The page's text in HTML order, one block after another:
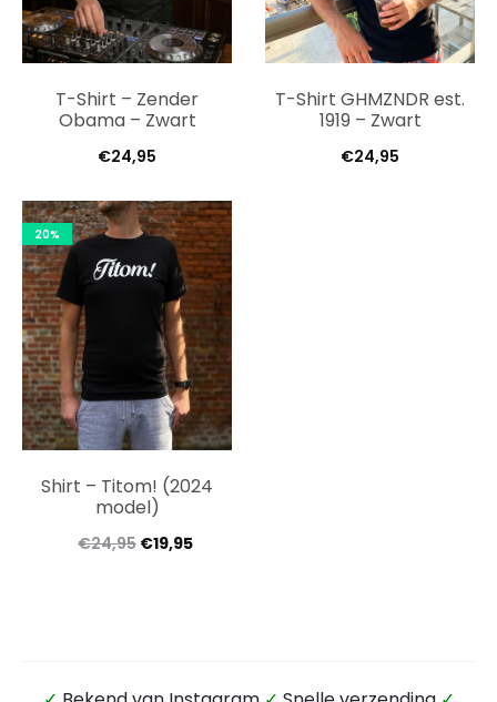
T-Shirt – Zender
Obama – Zwart
€24,95
T-Shirt GHMZNDR est.
1919 – Zwart
€24,95
20%
Shirt – Titom! (2024
model)
€24,95 €19,95